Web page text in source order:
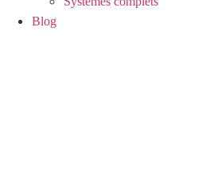
Blog